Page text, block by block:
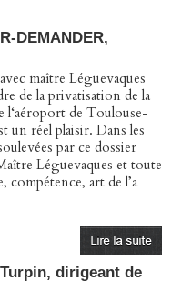
DEMANDER,
maître Léguevaques
de la privatisation de la
l‘aéroport de Toulouse-
un réel plaisir. Dans les
par ce dossier
Léguevaques et toute
art de l’a
dirigeant de